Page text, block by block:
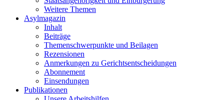
Weitere Themen
Asylmagazin
Inhalt
Beiträge
Themenschwerpunkte und Beilagen
Rezensionen
Anmerkungen zu Gerichtsentscheidungen
Abonnement
Einsendungen
Publikationen